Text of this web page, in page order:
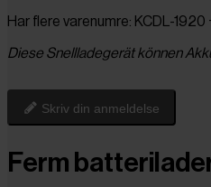
Har flere varenumre: KCDL-
Diese Snellladegerät können
Skriv din anmeldelse
Ferm